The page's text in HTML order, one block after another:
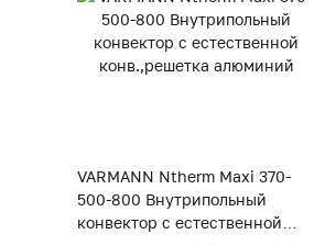
VARMANN Ntherm Maxi 370-
500-800 Внутрипольный
конвектор с естественной